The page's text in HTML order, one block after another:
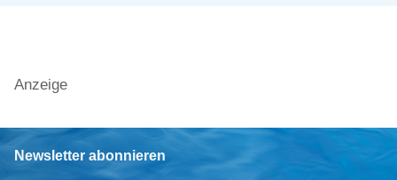
Anzeige
Newsletter abonnieren